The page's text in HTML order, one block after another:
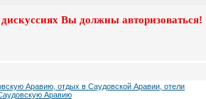
Вы должны авторизоваться!
Аравию, отдых в Саудовской Аравии, отели
Аравию